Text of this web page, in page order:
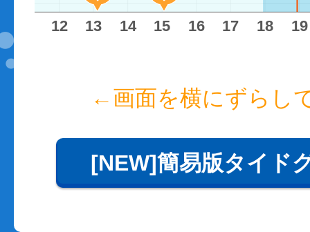
12 13 14 15 16 17 18 19
←画面を横にずらし
[NEW]簡易版タイド